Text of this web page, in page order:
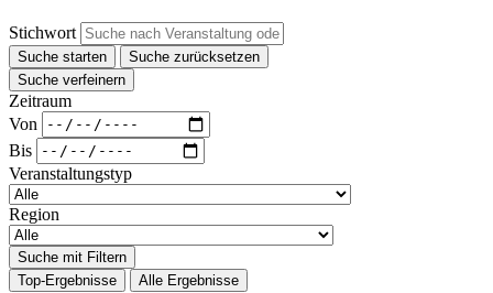
Stichwort
Suche starten
Suche zurücksetzen
Suche verfeinern
Zeitraum
Von
Bis
Veranstaltungstyp
Region
Suche mit Filtern
Top-Ergebnisse
Alle Ergebnisse